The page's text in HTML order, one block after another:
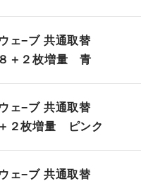
ウェ−ブ 共通取替
８＋２枚増量 青
ウェ−ブ 共通取替
２枚増量 ピンク
ウェ−ブ 共通取替